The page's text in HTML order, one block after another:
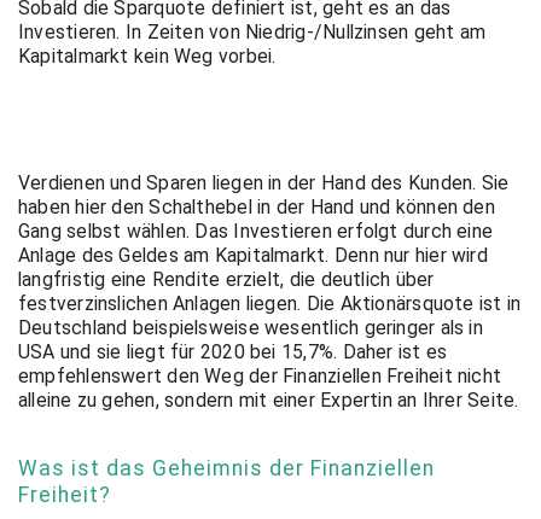
Sobald die Sparquote definiert ist, geht es an das
Investieren. In Zeiten von Niedrig-/Nullzinsen geht am
Kapitalmarkt kein Weg vorbei.
Verdienen und Sparen liegen in der Hand des Kunden. Sie
haben hier den Schalthebel in der Hand und können den
Gang selbst wählen. Das Investieren erfolgt durch eine
Anlage des Geldes am Kapitalmarkt. Denn nur hier wird
langfristig eine Rendite erzielt, die deutlich über
festverzinslichen Anlagen liegen. Die Aktionärsquote ist in
Deutschland beispielsweise wesentlich geringer als in
USA und sie liegt für 2020 bei 15,7%. Daher ist es
empfehlenswert den Weg der Finanziellen Freiheit nicht
alleine zu gehen, sondern mit einer Expertin an Ihrer Seite.
Was ist das Geheimnis der Finanziellen
Freiheit?